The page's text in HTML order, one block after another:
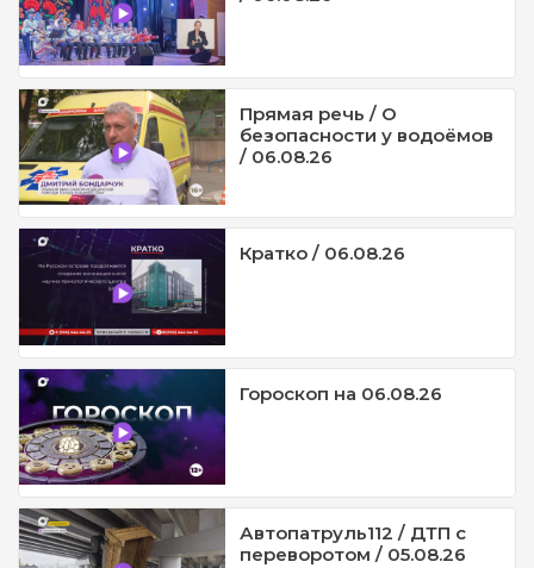
Прямая речь / О
безопасности у водоёмов
/ 06.08.26
Кратко / 06.08.26
Гороскоп на 06.08.26
Автопатруль112 / ДТП с
переворотом / 05.08.26